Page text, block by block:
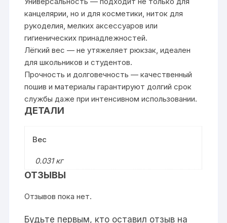
канцелярии, но и для косметики, ниток для
рукоделия, мелких аксессуаров или
гигиенических принадлежностей.
Лёгкий вес — не утяжеляет рюкзак, идеален
для школьников и студентов.
Прочность и долговечность — качественный
пошив и материалы гарантируют долгий срок
службы даже при интенсивном использовании.
ДЕТАЛИ
Вес
0.031 кг
ОТЗЫВЫ
Отзывов пока нет.
Будьте первым, кто оставил отзыв на